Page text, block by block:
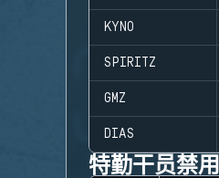
KYNO
SPIRITZ
GMZ
DIAS
特勤干员禁用